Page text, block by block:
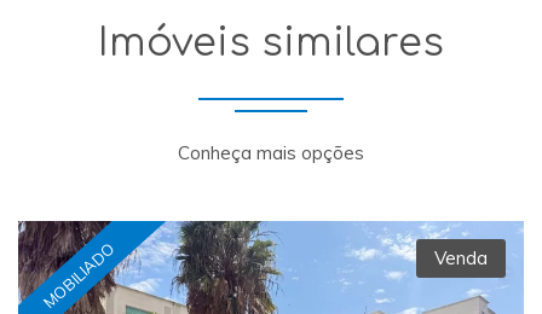
Imóveis similares
Conheça mais opções
MOBILIADO Venda